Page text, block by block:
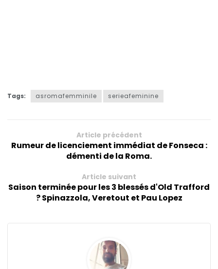
Tags: asromafemminile serieafeminine
Article précédent
Rumeur de licenciement immédiat de Fonseca :
démenti de la Roma.
Article suivant
Saison terminée pour les 3 blessés d'Old Trafford
? Spinazzola, Veretout et Pau Lopez